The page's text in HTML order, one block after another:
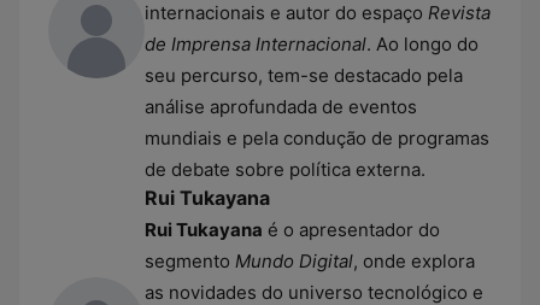
internacionais e autor do espaço Revista
de Imprensa Internacional. Ao longo do
seu percurso, tem-se destacado pela
análise aprofundada de eventos
mundiais e pela condução de programas
de debate sobre política externa.
Rui Tukayana
Rui Tukayana é o apresentador do
segmento Mundo Digital, onde explora
as novidades do universo tecnológico e